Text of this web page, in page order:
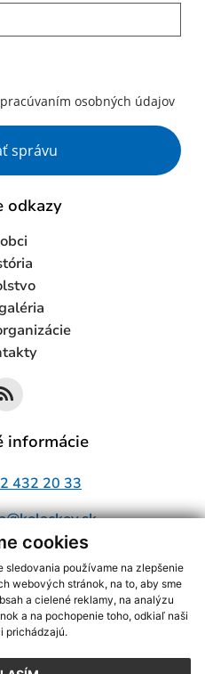
cookies
používame na zlepšenie
webových stránok, na to, aby sme
a cielené reklamy, na analýzu
a na pochopenie toho, odkiaľ naši
prichádzajú.
osobných údajov
správu
odkazy
informácie
432 20 33
informácií s využitím RSS
2,Mapa stránok,web portál
,domény,registrácia domény